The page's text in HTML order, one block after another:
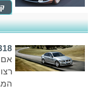
אם